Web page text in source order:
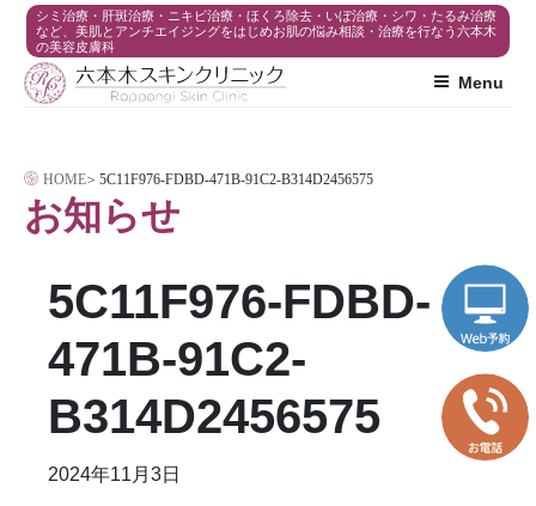
シミ治療・肝斑治療・ニキビ治療・ほくろ除去・いぼ治療・シワ・たるみ治療
など、美肌とアンチエイジングをはじめお肌の悩み相談・治療を行なう六本木
の美容皮膚科
Menu
HOME> 5C11F976-FDBD-471B-91C2-B314D2456575
お知らせ
5C11F976-FDBD-
471B-91C2-
B314D2456575
2024年11月3日